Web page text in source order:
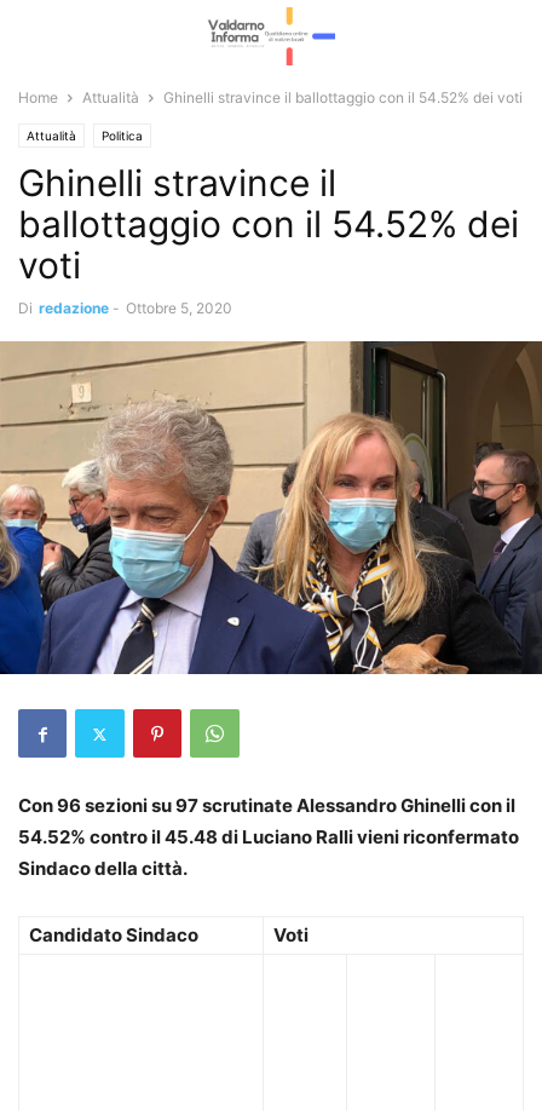
Home Attualità Ghinelli stravince il ballottaggio con il 54.52% dei voti
Attualità Politica
Ghinelli stravince il
ballottaggio con il 54.52% dei
voti
Di redazione - Ottobre 5, 2020
Con 96 sezioni su 97 scrutinate Alessandro Ghinelli con il
54.52% contro il 45.48 di Luciano Ralli vieni riconfermato
Sindaco della città.
Candidato Sindaco Voti